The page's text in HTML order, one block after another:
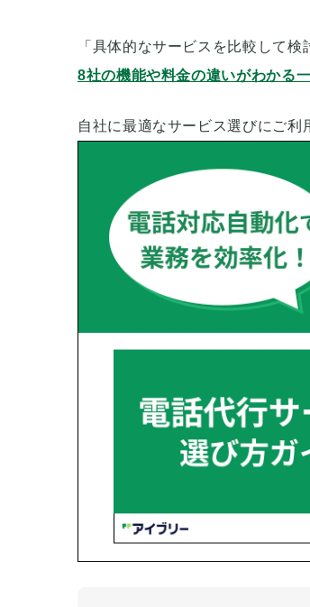
「具体的なサービスを比較して
8社の機能や料金の違いがわかる
自社に最適なサービス選びにご利